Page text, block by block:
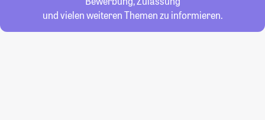
und vielen weiteren Themen zu informieren.